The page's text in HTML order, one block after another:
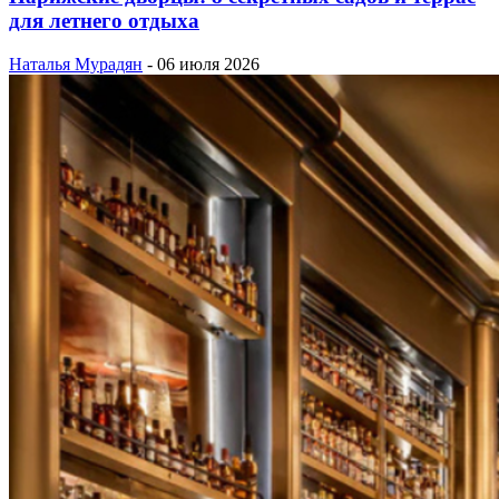
для летнего отдыха
Наталья Мурадян - 06 июля 2026